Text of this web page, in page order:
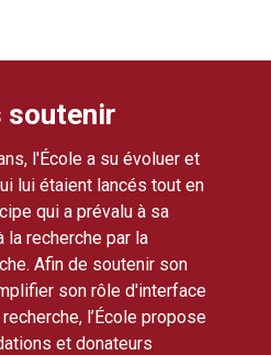
soutenir
l'École a su évoluer et
lui étaient lancés tout en
qui a prévalu à sa
la recherche par la
Afin de soutenir son
son rôle d'interface
l’École propose
et donateurs